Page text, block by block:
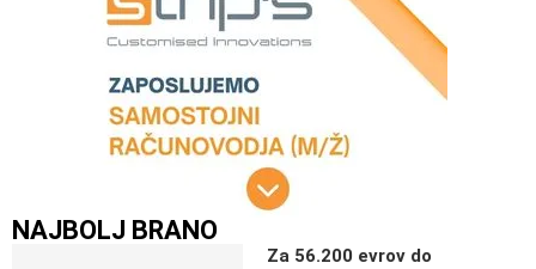
NAJBOLJ BRANO
Za 56.200 evrov do